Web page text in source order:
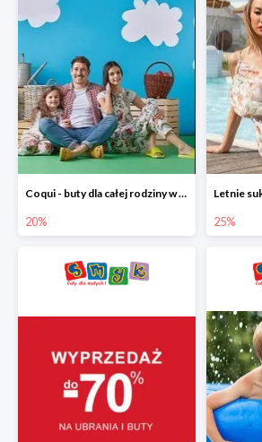
Coqui - buty dla całej rodziny w Smyku do -20%
20% 25%